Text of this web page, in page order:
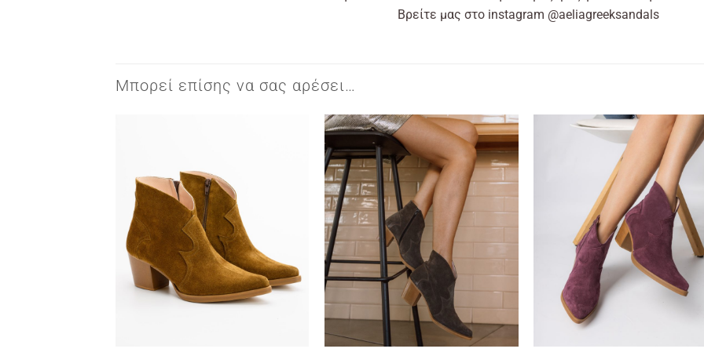
Βρείτε μας στο instagram @aeliagreeksandals
Μπορεί επίσης να σας αρέσει…